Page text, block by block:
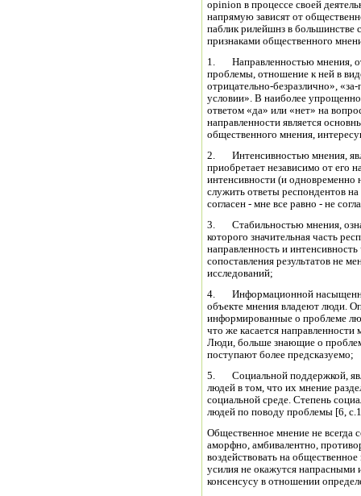
opinion в процессе своей
напрямую зависят от
паблик рилейшнз в
признаками общественного
1. Направленностью мнения,
проблемы, отношение к ней в
отрицательно-безразлично»,
условии». В наиболее
ответом «да» или «нет» на
направленности является
общественного мнения,
2. Интенсивностью мнения,
приобретает независимо от его
интенсивности (и одновременно
служить ответы респондентов
согласен - мне все равно - не
3. Стабильностью мнения,
которого значительная часть
направленность и
сопоставления результатов не
исследований;
4. Информационной
объекте мнения владеют люди.
информированные о проблеме
что же касается
Люди, больше знающие о
поступают более предсказуемо;
5. Социальной поддержкой,
людей в том, что их мнение
социальной среде. Степень
людей по поводу проблемы [6,
Общественное мнение не всегда
аморфно, амбивалентно,
воздействовать на
усилия не окажутся
консенсусу в отношении